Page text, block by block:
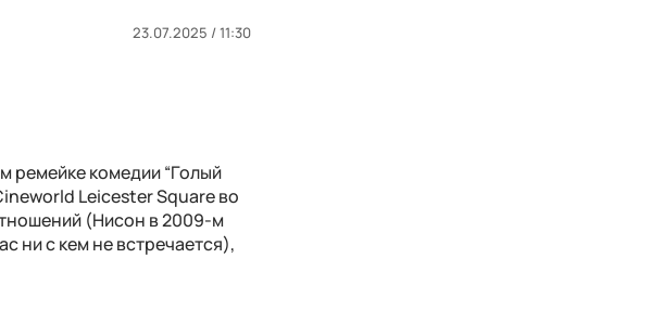
23.07.2025 / 11:30
ремейке комедии “Голый
Leicester Square во
(Нисон в 2009-м
ни с кем не встречается),